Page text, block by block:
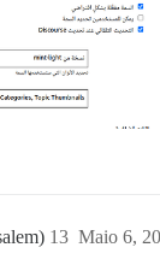
Maio 6,
13